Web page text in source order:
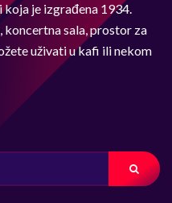
je izgrađena 1934.
koncertna sala, prostor za
uživati u kafi ili nekom